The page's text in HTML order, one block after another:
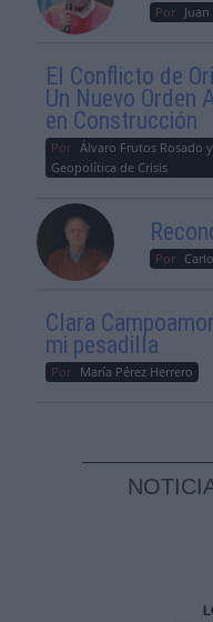
Por
El Conflicto de
Un Nuevo Orden
en Construcción
Por Álvaro Frutos Rosado
Geopolítica de Crisis
Por
Clara
mi pesadilla
Por María Pérez Herrero